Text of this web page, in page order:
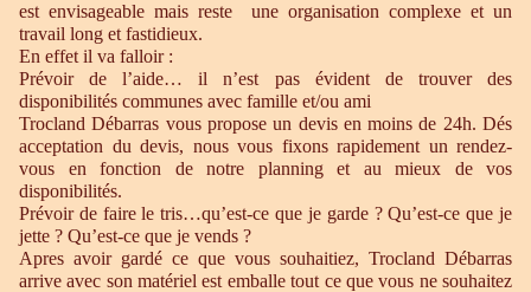
est envisageable mais reste une organisation complexe et un
travail long et fastidieux.
En effet il va falloir :
Prévoir de l’aide… il n’est pas évident de trouver des
disponibilités communes avec famille et/ou ami
Trocland Débarras vous propose un devis en moins de 24h. Dés
acceptation du devis, nous vous fixons rapidement un rendez-
vous en fonction de notre planning et au mieux de vos
disponibilités.
Prévoir de faire le tris…qu’est-ce que je garde ? Qu’est-ce que je
jette ? Qu’est-ce que je vends ?
Apres avoir gardé ce que vous souhaitiez, Trocland Débarras
arrive avec son matériel est emballe tout ce que vous ne souhaitez